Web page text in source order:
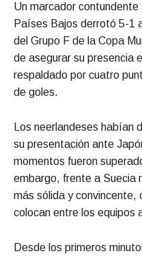
Un marcador
Países Bajos derrotó 5-1
del Grupo F de la Copa
de asegurar su presencia
respaldado por cuatro
de goles.
Los neerlandeses habían
su presentación ante
momentos fueron
embargo, frente a Suecia
más sólida y convincente,
colocan entre los equipos
Desde los primeros